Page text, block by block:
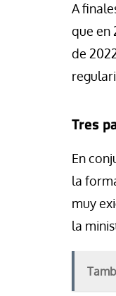
A
que en
de
Tres
En
la
muy
la